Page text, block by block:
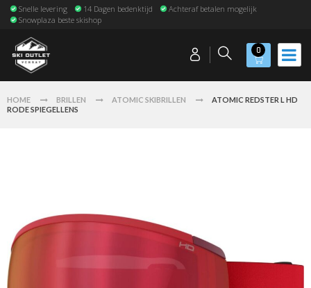
Snelle levering 14 Dagen bedenktijd
Achteraf betalen mogelijk
Snowplaza beste skishop
0
HOME BRILLEN ATOMIC SKIBRILLEN
ATOMIC REDSTER L HD
RODE SPIEGELLENS